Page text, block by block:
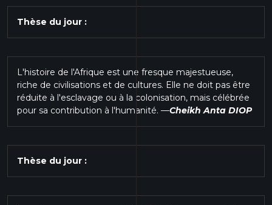
Thèse du jour :
L'histoire de l'Afrique est une fresque majestueuse,
riche de civilisations et de cultures. Elle ne doit pas être
réduite à l'esclavage ou à la colonisation, mais célébrée
pour sa contribution à l'humanité. —Cheikh Anta DIOP
Thèse du jour :